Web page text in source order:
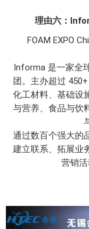
理由六：
FOAM EXPO
Informa 是一家全
团。主办超过
化工材料、基础设
与营养、食品与饮
通过数百个强大的
建立联系、拓展业
营销活